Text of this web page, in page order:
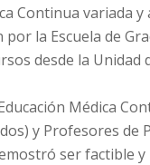
Continua variada
la Escuela de
desde la Unidad
Médica
y Profesores de
ser factible